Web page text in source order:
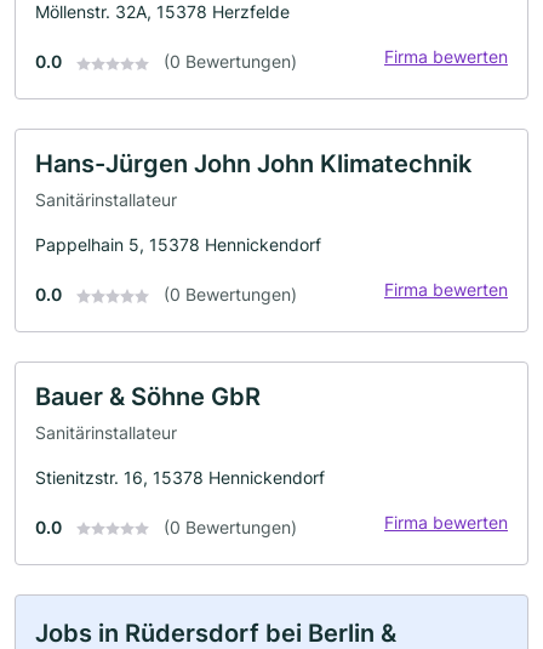
Möllenstr. 32A, 15378 Herzfelde
0.0 (0 Bewertungen) Firma bewerten
Hans-Jürgen John John Klimatechnik
Sanitärinstallateur
Pappelhain 5, 15378 Hennickendorf
0.0 (0 Bewertungen) Firma bewerten
Bauer & Söhne GbR
Sanitärinstallateur
Stienitzstr. 16, 15378 Hennickendorf
0.0 (0 Bewertungen) Firma bewerten
Jobs in Rüdersdorf bei Berlin &